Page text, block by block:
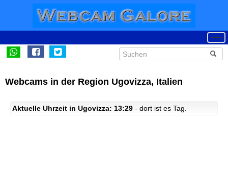
Webcams in der Region Ugovizza, Italien
Aktuelle Uhrzeit in Ugovizza: 13:29 - dort ist es Tag.